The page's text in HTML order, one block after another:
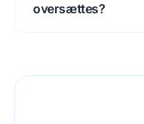
oversættes?